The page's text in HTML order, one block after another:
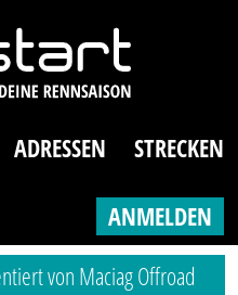
ADRESSEN STRECKEN
ANMELDEN
von Maciag Offroad